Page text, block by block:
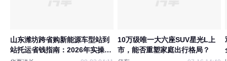
山东潍坊跨省购新能源车型站到
站托运省钱指南：2026年实操对
10万级唯一大六座SUV星光L上
市，能否重塑家庭出行格局？